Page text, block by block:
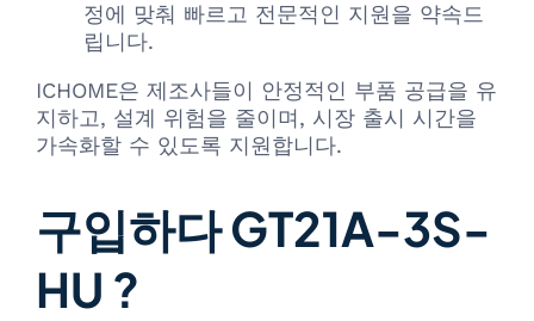
정에 맞춰 빠르고 전문적인 지원을 약속드
립니다.
ICHOME은 제조사들이 안정적인 부품 공급을 유
지하고, 설계 위험을 줄이며, 시장 출시 시간을
가속화할 수 있도록 지원합니다.
구입하다 GT21A-3S-
HU ?